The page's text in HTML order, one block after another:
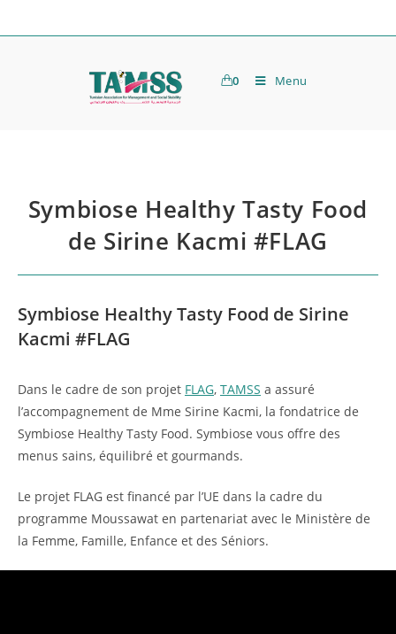
0 Menu
Symbiose Healthy Tasty Food
de Sirine Kacmi #FLAG
Symbiose Healthy Tasty Food de Sirine
Kacmi #FLAG
Dans le cadre de son projet FLAG, TAMSS a assuré
l’accompagnement de Mme Sirine Kacmi, la fondatrice de
Symbiose Healthy Tasty Food. Symbiose vous offre des
menus sains, équilibré et gourmands.
Le projet FLAG est financé par l’UE dans la cadre du
programme Moussawat en partenariat avec le Ministère de
la Femme, Famille, Enfance et des Séniors.